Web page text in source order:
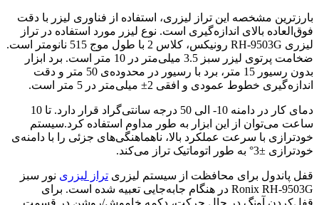
بارزترین مشخصه‌ این تراز لیزری، استفاده از فناوری لیزر با دقت
فوق‌العاده بالای اندازه‌گیری است. نوع لیزر مورد استفاده در تراز
لیزری RH-9503G رونیکس، کلاس 2 با طول موج 515 نانومتر است.
ضخامت پرتوی لیزر سبز 3.5 میلی‌متر در 10 متر است. برد ابزار
بدون رسیور 15 متر، برد با رسیور در محدوده‌ی 50 متر و دقت
اندازه‌گیری خطوط عمودی و افقی 2± میلی‌‌متر در 5 متر است.
دمای کار در دامنه 10- الی 50 درجه‌ سانتی‌گراد قرار دارد. تا 10
ساعت می‌توان از این ابزار به طور مداوم استفاده کرد.سیستم
خودترازی با سرعت عملکرد بالا، ناهماهنگی‌های جزئی را با دامنه‌ی
خودترازی ±3° به طور اتوماتیک تراز می‌کند.
قفل پاندول برای محافظت از سیستم لیزری تراز لیزری نور سبز
Ronix RH-9503G در هنگام جا‌به‌جایی تعبیه شده است. برای